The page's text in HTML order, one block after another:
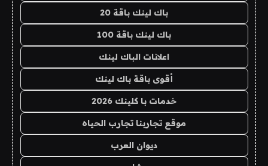
باك لينك باقة 20
باك لينك باقة 100
اعلانات الباك لينك
أقوى باقة باك لينك
خدمات با كلينك 2026
موقع تجاربنا تجارب الحياه
ديوان العرب